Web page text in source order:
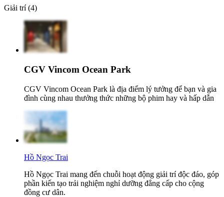
Giải trí (4)
CGV Vincom Ocean Park
CGV Vincom Ocean Park là địa điểm lý tưởng để bạn và gia
đình cùng nhau thưởng thức những bộ phim hay và hấp dẫn
Hồ Ngọc Trai
Hồ Ngọc Trai mang đến chuỗi hoạt động giải trí độc đáo, góp
phần kiến tạo trải nghiệm nghỉ dưỡng đẳng cấp cho cộng
đồng cư dân.